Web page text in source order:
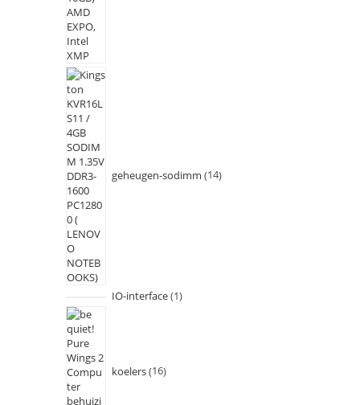
geheugen-sodimm 14
IO-interface 1
koelers 16